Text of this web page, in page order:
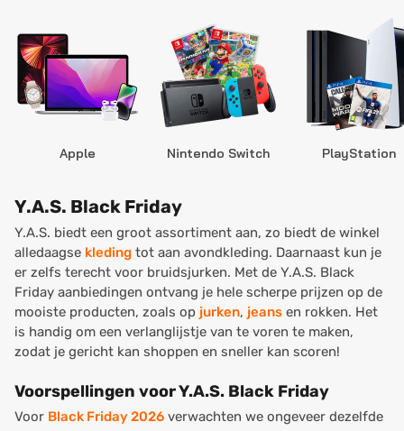
Apple Nintendo Switch PlayStation
Y.A.S. Black Friday
Y.A.S. biedt een groot assortiment aan, zo biedt de winkel
alledaagse kleding tot aan avondkleding. Daarnaast kun je
er zelfs terecht voor bruidsjurken. Met de Y.A.S. Black
Friday aanbiedingen ontvang je hele scherpe prijzen op de
mooiste producten, zoals op jurken, jeans en rokken. Het
is handig om een verlanglijstje van te voren te maken,
zodat je gericht kan shoppen en sneller kan scoren!
Voorspellingen voor Y.A.S. Black Friday
Voor Black Friday 2026 verwachten we ongeveer dezelfde